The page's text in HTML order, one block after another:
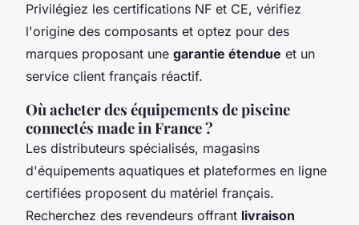
Privilégiez les certifications NF et CE, vérifiez
l'origine des composants et optez pour des
marques proposant une garantie étendue et un
service client français réactif.
Où acheter des équipements de piscine
connectés made in France ?
Les distributeurs spécialisés, magasins
d'équipements aquatiques et plateformes en ligne
certifiées proposent du matériel français.
Recherchez des revendeurs offrant livraison